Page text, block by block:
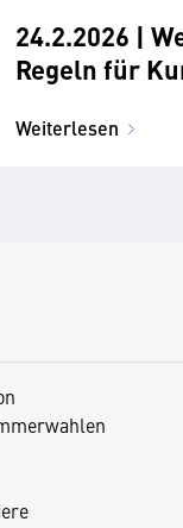
24.2.2026 |
Regeln für
Weiterlesen